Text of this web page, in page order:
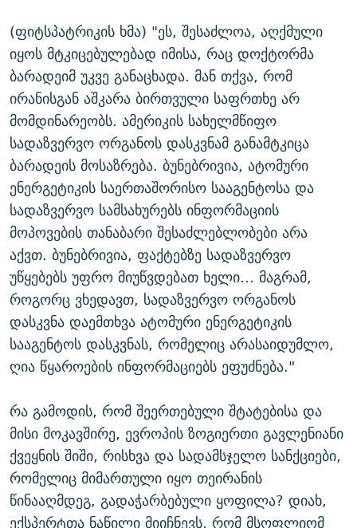
(ფიტსპატრიკის ხმა) "ეს, შესაძლოა, აღქმული
იყოს მტკიცებულებად იმისა, რაც დოქტორმა
ბარადეიმ უკვე განაცხადა. მან თქვა, რომ
ირანისგან აშკარა ბირთვული საფრთხე არ
მომდინარეობს. ამერიკის სახელმწიფო
სადაზვერვო ორგანოს დასკვნამ განამტკიცა
ბარადეის მოსაზრება. ბუნებრივია, ატომური
ენერგეტიკის საერთაშორისო სააგენტოსა და
სადაზვერვო სამსახურებს ინფორმაციის
მოპოვების თანაბარი შესაძლებლობები არა
აქვთ. ბუნებრივია, ფაქტებზე სადაზვერვო
უწყებებს უფრო მიუწვდებათ ხელი... მაგრამ,
როგორც ვხედავთ, სადაზვერვო ორგანოს
დასკვნა დაემთხვა ატომური ენერგეტიკის
სააგენტოს დასკვნას, რომელიც არასაიდუმლო,
ღია წყაროების ინფორმაციებს ეფუძნება."
რა გამოდის, რომ შეერთებული შტატებისა და
მისი მოკავშირე, ევროპის ზოგიერთი გავლენიანი
ქვეყნის შიში, რისხვა და სადამსჯელო სანქციები,
რომელიც მიმართული იყო თეირანის
წინააღმდეგ, გადაჭარბებული ყოფილა? დიახ,
ექსპერტთა ნაწილი მიიჩნევს, რომ მსოფლიომ